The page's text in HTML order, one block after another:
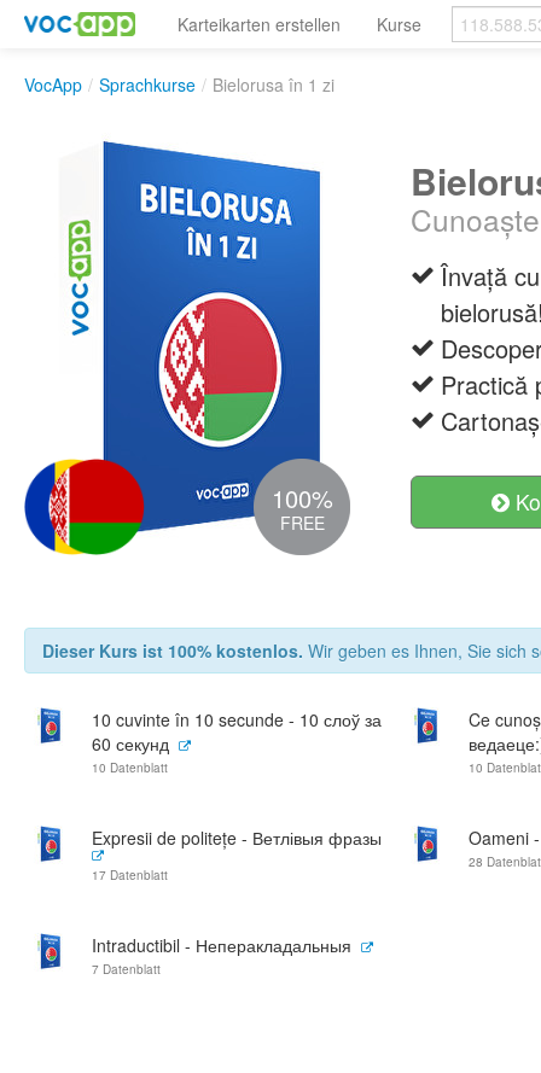
Karteikarten erstellen Kurse
VocApp / Sprachkurse / Bielorusa în 1 zi
100%
FREE
Învață
Practică
Dieser Kurs ist 100% kostenlos. Wir geben es Ihnen, Sie sich
10 cuvinte în 10 secunde - 10 слоў за
60 секунд
10 Datenblatt
Ce
10
Expresii de politețe - Ветлівыя фразы
17 Datenblatt
Oameni
28
Intraductibil - Неперакладальныя
7 Datenblatt